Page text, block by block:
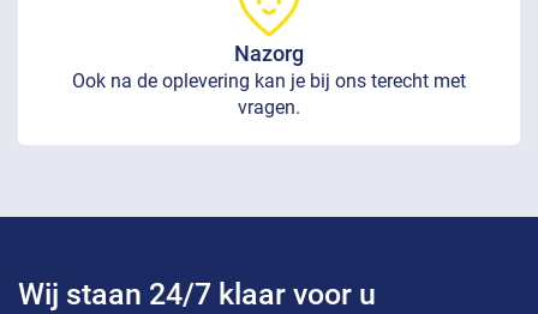
Nazorg
Ook na de oplevering kan je bij ons terecht met
vragen.
Wij staan 24/7 klaar voor u